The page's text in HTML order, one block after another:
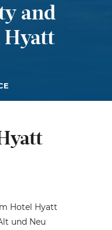
and
Hyatt
Hotel Hyatt
und Neu